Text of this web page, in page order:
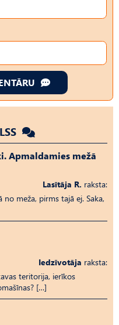
Apmaldamies mežā
Lasītāja R. raksta:
meža, pirms tajā ej. Saka,
Iedzīvotāja raksta:
teritorija, ierīkos
[…]